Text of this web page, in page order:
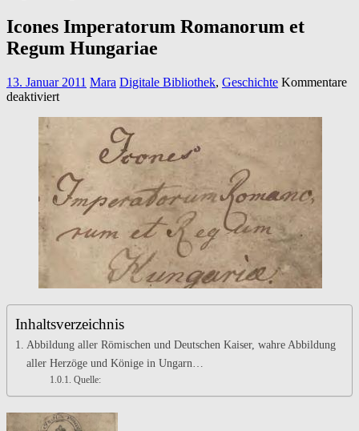
Icones Imperatorum Romanorum et
Regum Hungariae
13. Januar 2011 Mara Digitale Bibliothek, Geschichte Kommentare
deaktiviertfür
Imperatorum
Romanorum
Regum
Hungariae
Inhaltsverzeichnis
Abbildung aller Römischen und Deutschen Kaiser, wahre Abbildung
aller Herzöge und Könige in Ungarn…
Quelle: